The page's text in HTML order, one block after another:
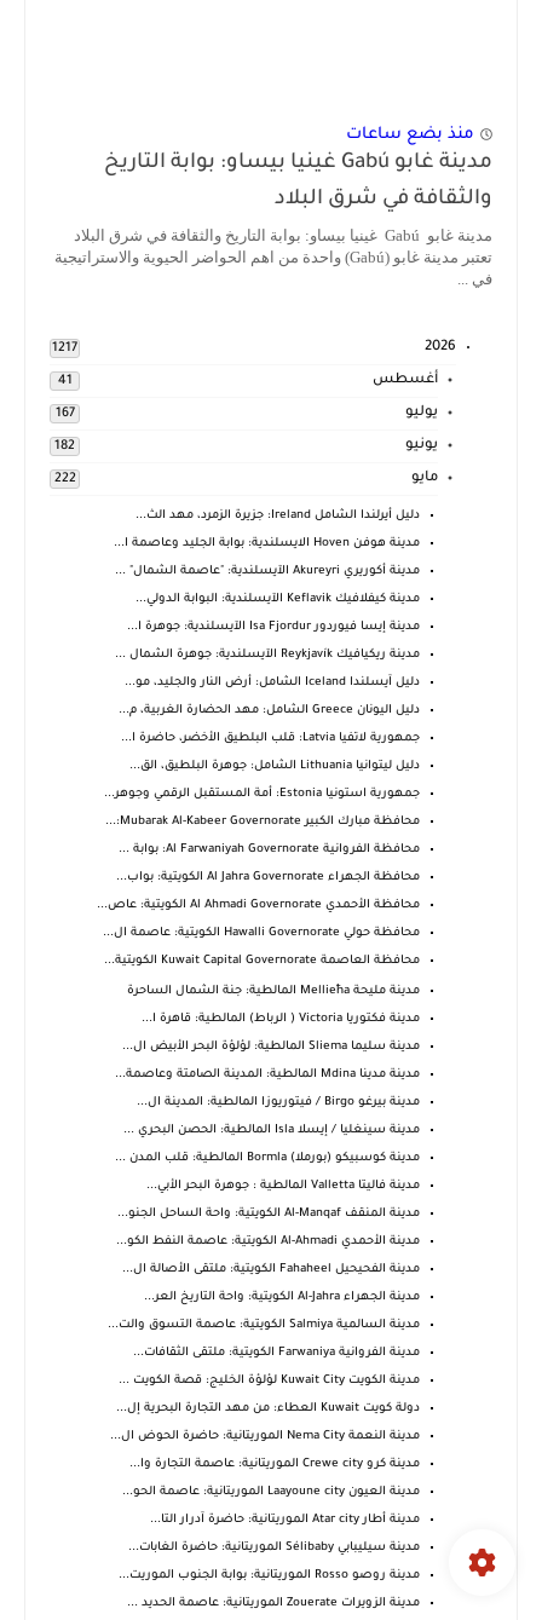
منذ بضع ساعات
مدينة غابو Gabú غينيا بيساو: بوابة التاريخ
والثقافة في شرق البلاد
مدينة غابو Gabú غينيا بيساو: بوابة التاريخ والثقافة في شرق البلاد
تعتبر مدينة غابو (Gabú) واحدة من اهم الحواضر الحيوية والاستراتيجية
في ...
2026
1217
أغسطس 41
يوليو 167
يونيو 182
مايو 222
دليل أيرلندا الشامل Ireland: جزيرة الزمرد، مهد الث...
مدينة هوفن Hoven الايسلندية: بوابة الجليد وعاصمة ا...
مدينة أكوريري Akureyri الآيسلندية: "عاصمة الشمال" ...
مدينة كيفلافيك Keflavik الآيسلندية: البوابة الدولي...
مدينة إيسا فيوردور Isa Fjordur الآيسلندية: جوهرة ا...
مدينة ريكيافيك Reykjavík الآيسلندية: جوهرة الشمال ...
دليل آيسلندا Iceland الشامل: أرض النار والجليد، مو...
دليل اليونان Greece الشامل: مهد الحضارة الغربية، م...
جمهورية لاتفيا Latvia: قلب البلطيق الأخضر، حاضرة ا...
دليل ليتوانيا Lithuania الشامل: جوهرة البلطيق، الق...
جمهورية استونيا Estonia: أمة المستقبل الرقمي وجوهر...
محافظة مبارك الكبير Mubarak Al-Kabeer Governorate:...
محافظة الفروانية Al Farwaniyah Governorate: بوابة ...
محافظة الجهراء Al Jahra Governorate الكويتية: بواب...
محافظة الأحمدي Al Ahmadi Governorate الكويتية: عاص...
محافظة حولي Hawalli Governorate الكويتية: عاصمة ال...
محافظة العاصمة Kuwait Capital Governorate الكويتية...
مدينة مليحة Mellieħa المالطية: جنة الشمال الساحرة
مدينة فكتوريا Victoria ( الرباط) المالطية: قاهرة ا...
مدينة سليما Sliema المالطية: لؤلؤة البحر الأبيض ال...
مدينة مدينا Mdina المالطية: المدينة الصامتة وعاصمة...
مدينة بيرغو Birgo / فيتوريوزا المالطية: المدينة ال...
مدينة سينغليا / إيسلا Isla المالطية: الحصن البحري ...
مدينة كوسبيكو (بورملا) Bormla المالطية: قلب المدن ...
مدينة فاليتا Valletta المالطية : جوهرة البحر الأبي...
مدينة المنقف Al-Manqaf الكويتية: واحة الساحل الجنو...
مدينة الأحمدي Al-Ahmadi الكويتية: عاصمة النفط الكو...
مدينة الفحيحيل Fahaheel الكويتية: ملتقى الأصالة ال...
مدينة الجهراء Al-Jahra الكويتية: واحة التاريخ العر...
مدينة السالمية Salmiya الكويتية: عاصمة التسوق والت...
مدينة الفروانية Farwaniya الكويتية: ملتقى الثقافات...
مدينة الكويت Kuwait City لؤلؤة الخليج: قصة الكويت ...
دولة كويت Kuwait العطاء: من مهد التجارة البحرية إل...
مدينة النعمة Nema City الموريتانية: حاضرة الحوض ال...
مدينة كرو Crewe city الموريتانية: عاصمة التجارة وا...
مدينة العيون Laayoune city الموريتانية: عاصمة الحو...
مدينة أطار Atar city الموريتانية: حاضرة آدرار التا...
مدينة سيليبابي Sélibaby الموريتانية: حاضرة الغابات...
مدينة روصو Rosso الموريتانية: بوابة الجنوب الموريت...
مدينة الزويرات Zouerate الموريتانية: عاصمة الحديد ...